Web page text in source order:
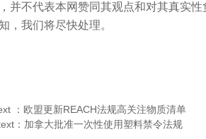
并不代表本网赞同其观点和对其真实
，我们将尽快处理。
： 欧盟更新REACH法规高关注物质清单
： 加拿大批准一次性使用塑料禁令法规